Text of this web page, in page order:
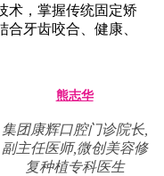
术，掌握传统固定矫
牙齿咬合、健康、
熊志华
集团康辉口腔门诊院长,
副主任医师,微创美容修
复种植专科医生